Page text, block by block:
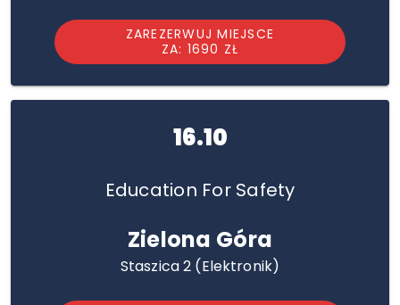
ZAREZERWUJ MIEJSCE
ZA: 1690 ZŁ
16.10
Education For Safety
Zielona Góra
Staszica 2 (Elektronik)